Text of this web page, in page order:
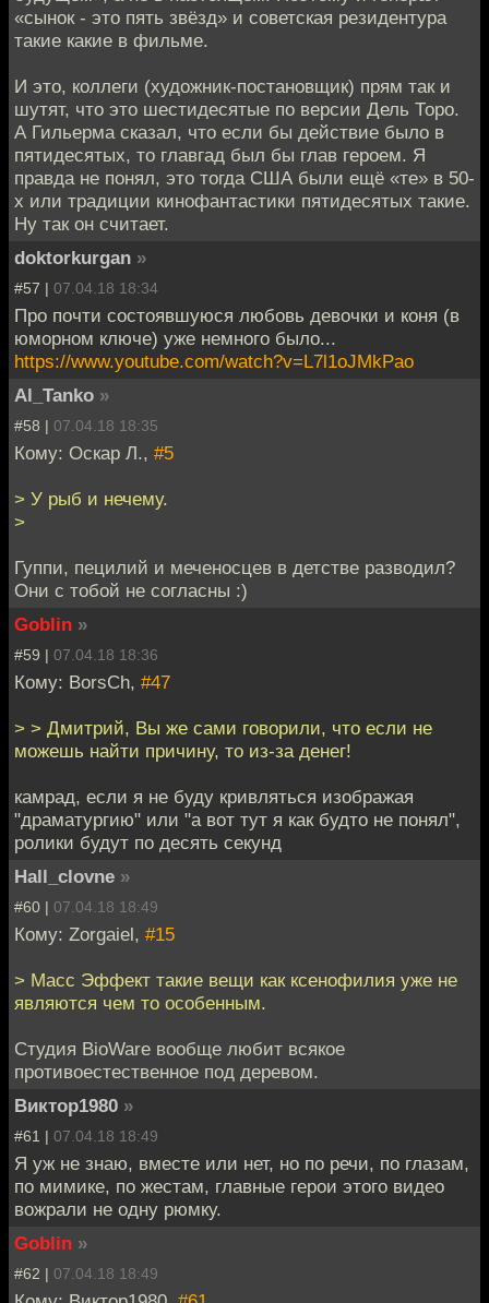
«сынок - это пять звёзд» и советская резидентура
такие какие в фильме.
И это, коллеги (художник-постановщик) прям так и
шутят, что это шестидесятые по версии Дель Торо.
А Гильерма сказал, что если бы действие было в
пятидесятых, то главгад был бы глав героем. Я
правда не понял, это тогда США были ещё «те» в 50-
х или традиции кинофантастики пятидесятых такие.
Ну так он считает.
doktorkurgan »
#57 | 07.04.18 18:34
Про почти состоявшуюся любовь девочки и коня (в
юморном ключе) уже немного было...
https://www.youtube.com/watch?v=L7l1oJMkPao
Al_Tanko »
#58 | 07.04.18 18:35
Кому: Оскар Л., #5
> У рыб и нечему.
>
Гуппи, пецилий и меченосцев в детстве разводил?
Они с тобой не согласны :)
Goblin »
#59 | 07.04.18 18:36
Кому: BorsCh, #47
> > Дмитрий, Вы же сами говорили, что если не
можешь найти причину, то из-за денег!
камрад, если я не буду кривляться изображая
"драматургию" или "а вот тут я как будто не понял",
ролики будут по десять секунд
Hall_clovne »
#60 | 07.04.18 18:49
Кому: Zorgaiel, #15
> Масс Эффект такие вещи как ксенофилия уже не
являются чем то особенным.
Студия BioWare вообще любит всякое
противоестественное под деревом.
Виктор1980 »
#61 | 07.04.18 18:49
Я уж не знаю, вместе или нет, но по речи, по глазам,
по мимике, по жестам, главные герои этого видео
вожрали не одну рюмку.
Goblin »
#62 | 07.04.18 18:49